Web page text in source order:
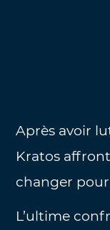
Après avoir
Kratos
changer
L’ultime